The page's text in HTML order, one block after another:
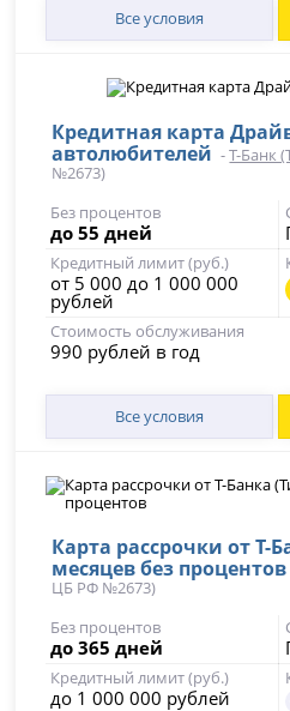
Все условия
Кредитная карта
автолюбителей -Т-Банк
№2673)
Без процентов
до 55 дней
Кредитный лимит (руб.)
от 5 000 до 1 000 000
рублей
Стоимость обслуживания
990 рублей в год
Все условия
Карта рассрочки от Т-
месяцев без процентов
ЦБ РФ №2673)
Без процентов
до 365 дней
Кредитный лимит (руб.)
до 1 000 000 рублей